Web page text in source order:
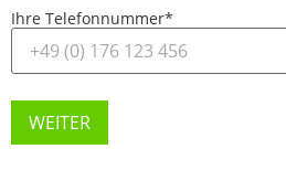
Ihre Telefonnummer*
WEITER